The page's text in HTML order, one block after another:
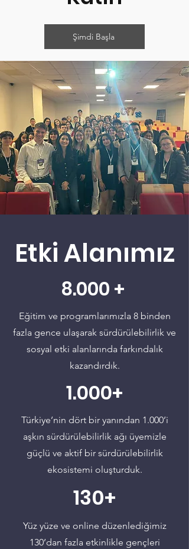
Şimdi Başla
Etki Alanımız
8.000 +
Eğitim ve programlarımızla 8 binden
fazla gence ulaşarak sürdürülebilirlik ve
sosyal etki alanlarında farkındalık
kazandırdık.
1.000+
Türkiye’nin dört bir yanından 1.000’i
aşkın sürdürülebilirlik ağı üyemizle
güçlü ve aktif bir sürdürülebilirlik
ekosistemi oluşturduk.
130+
Yüz yüze ve online düzenlediğimiz
130’dan fazla etkinlikle gençleri